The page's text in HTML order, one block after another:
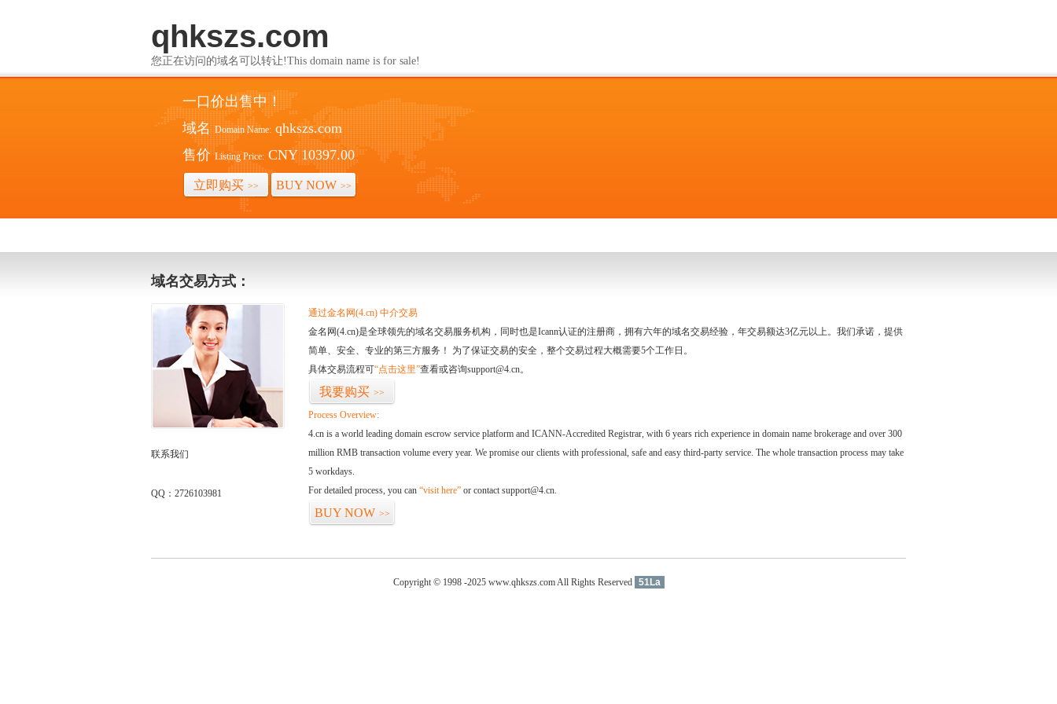
qhkszs.com
您正在访问的域名可以转让!This domain name is for sale!
一口价出售中！
域名 Domain Name: qhkszs.com
售价 Listing Price: CNY 10397.00
立即购买 >> BUY NOW >>
域名交易方式：
联系我们
QQ：2726103981
通过金名网(4.cn) 中介交易
金名网(4.cn)是全球领先的域名交易服务机构，同时也是Icann认证的注册商，拥有六年的域名交易经验，年交易额达3亿元以上。我们承诺，提供
简单、安全、专业的第三方服务！ 为了保证交易的安全，整个交易过程大概需要5个工作日。
具体交易流程可“点击这里”查看或咨询support@4.cn。
我要购买 >>
Process Overview:
4.cn is a world leading domain escrow service platform and ICANN-Accredited Registrar, with 6 years rich experience in domain name brokerage and over 300
million RMB transaction volume every year. We promise our clients with professional, safe and easy third-party service. The whole transaction process may take
5 workdays.
For detailed process, you can “visit here” or contact support@4.cn.
BUY NOW >>
Copyright © 1998 -2025 www.qhkszs.com All Rights Reserved 51La